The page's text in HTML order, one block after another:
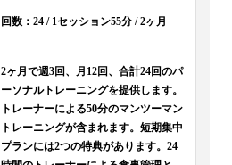
回数：24 / 1セッション55分 / 2ヶ月
2ヶ月で週3回、月12回、合計24回のパ
ーソナルトレーニングを提供します。
トレーナーによる50分のマンツーマン
トレーニングが含まれます。短期集中
プランには2つの特典があります。24